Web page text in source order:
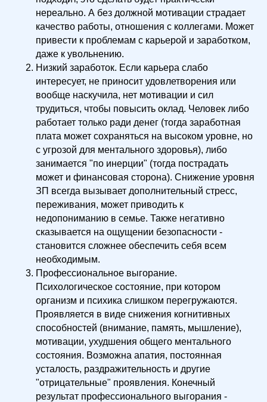
нереально. А без должной мотивации страдает
качество работы, отношения с коллегами. Может
привести к проблемам с карьерой и заработком,
даже к увольнению.
Низкий заработок. Если карьера слабо
интересует, не приносит удовлетворения или
вообще наскучила, нет мотивации и сил
трудиться, чтобы повысить оклад. Человек либо
работает только ради денег (тогда заработная
плата может сохраняться на высоком уровне, но
с угрозой для ментального здоровья), либо
занимается "по инерции" (тогда пострадать
может и финансовая сторона). Снижение уровня
ЗП всегда вызывает дополнительный стресс,
переживания, может приводить к
недопониманию в семье. Также негативно
сказывается на ощущении безопасности -
становится сложнее обеспечить себя всем
необходимым.
Профессиональное выгорание.
Психологическое состояние, при котором
организм и психика слишком перегружаются.
Проявляется в виде снижения когнитивных
способностей (внимание, память, мышление),
мотивации, ухудшения общего ментального
состояния. Возможна апатия, постоянная
усталость, раздражительность и другие
"отрицательные" проявления. Конечный
результат профессионального выгорания -